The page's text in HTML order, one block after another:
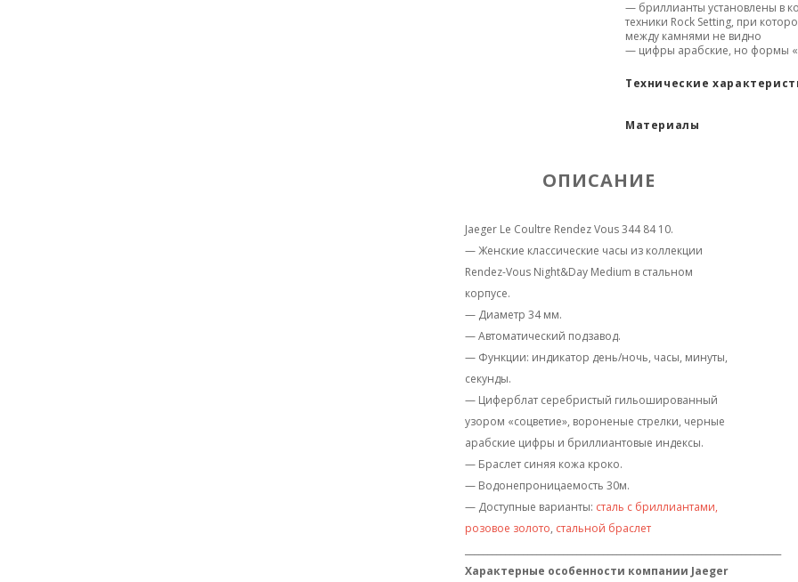
— бриллианты установлены в
техники Rock Setting, при
между камнями не видно
— цифры арабские, но формы
Технические
Материалы
ОПИСАНИЕ
Jaeger Le Coultre Rendez Vous 344 84 10.
— Женские классические часы из коллекции
Rendez-Vous Night&Day Medium в стальном
корпусе.
— Диаметр 34 мм.
— Автоматический подзавод.
— Функции: индикатор день/ночь, часы, минуты,
секунды.
— Циферблат серебристый гильошированный
узором «соцветие», вороненые стрелки, черные
арабские цифры и бриллиантовые индексы.
— Браслет синяя кожа кроко.
— Водонепроницаемость 30м.
— Доступные варианты: сталь с бриллиантами,
розовое золото, стальной браслет
Характерные особенности компании Jaeger